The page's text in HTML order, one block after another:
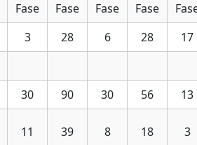
Fase
Fase
Fase
Fase
3 28 6 28
17
30 90 30 56
13
11 39 8 18 3